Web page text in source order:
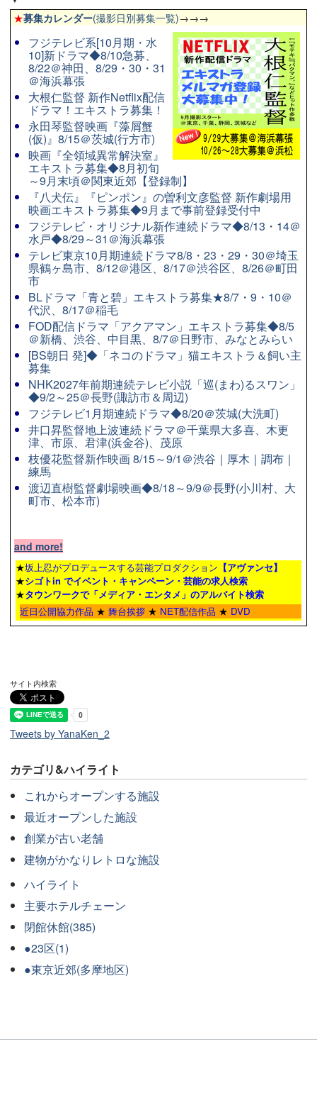
★募集カレンダー(撮影日別募集一覧)→→→
フジテレビ系[10月期・水
10]新ドラマ◆8/10急募、
8/22＠神田、8/29・30・31
＠海浜幕張
大根仁監督 新作Netflix配信
ドラマ！エキストラ募集！
永田琴監督映画『藻屑蟹
(仮)』8/15＠茨城(行方市)
映画『全領域異常解決室』
エキストラ募集◆8月初旬
～9月末頃＠関東近郊【登録制】
『八犬伝』『ピンポン』の曽利文彦監督 新作劇場用
映画エキストラ募集◆9月まで事前登録受付中
フジテレビ・オリジナル新作連続ドラマ◆8/13・14＠
水戸◆8/29～31＠海浜幕張
テレビ東京10月期連続ドラマ8/8・23・29・30＠埼玉
県鶴ヶ島市、8/12＠港区、8/17＠渋谷区、8/26＠町田
市
BLドラマ「青と碧」エキストラ募集★8/7・9・10＠
代沢、8/17＠稲毛
FOD配信ドラマ「アクアマン」エキストラ募集◆8/5
＠新橋、渋谷、中目黒、8/7＠日野市、みなとみらい
[BS朝日 発]◆「ネコのドラマ」猫エキストラ＆飼い主
募集
NHK2027年前期連続テレビ小説「巡(まわ)るスワン」
◆9/2～25＠長野(諏訪市＆周辺)
フジテレビ1月期連続ドラマ◆8/20＠茨城(大洗町)
井口昇監督地上波連続ドラマ＠千葉県大多喜、木更
津、市原、君津(浜金谷)、茂原
枝優花監督新作映画 8/15～9/1＠渋谷｜厚木｜調布｜
練馬
渡辺直樹監督劇場映画◆8/18～9/9＠長野(小川村、大
町市、松本市)
and more!
★坂上忍がプロデュースする芸能プロダクション 【アヴァンセ】
★シゴトin でイベント・キャンペーン・芸能の求人検索
★タウンワークで「メディア・エンタメ」のアルバイト検索
近日公開協力作品 ★ 舞台挨拶 ★ NET配信作品 ★ DVD
サイト内検索
Tweets by YanaKen_2
カテゴリ&ハイライト
これからオープンする施設
最近オープンした施設
創業が古い老舗
建物がかなりレトロな施設
ハイライト
主要ホテルチェーン
閉館休館(385)
●23区(1)
●東京近郊(多摩地区)